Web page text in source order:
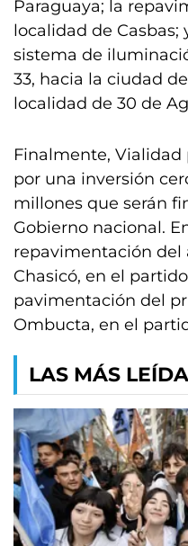
Paraguaya; la
localidad de
sistema de
33, hacia la ciudad
localidad de 30 de
Finalmente, Vialidad
por una inversión
millones que serán
Gobierno nacional.
repavimentación del
Chasicó, en el
pavimentación del
Ombucta, en el
LAS MÁS